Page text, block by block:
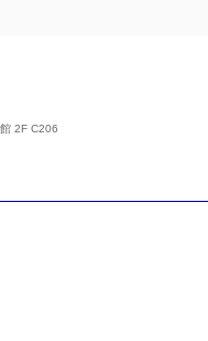
2F C206